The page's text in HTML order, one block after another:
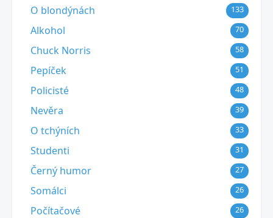
O blondýnách 133
Alkohol 70
Chuck Norris 58
Pepíček 51
Policisté 48
Nevěra 39
O tchýních 33
Studenti 31
Černý humor 27
Somálci 26
Počítačové 26